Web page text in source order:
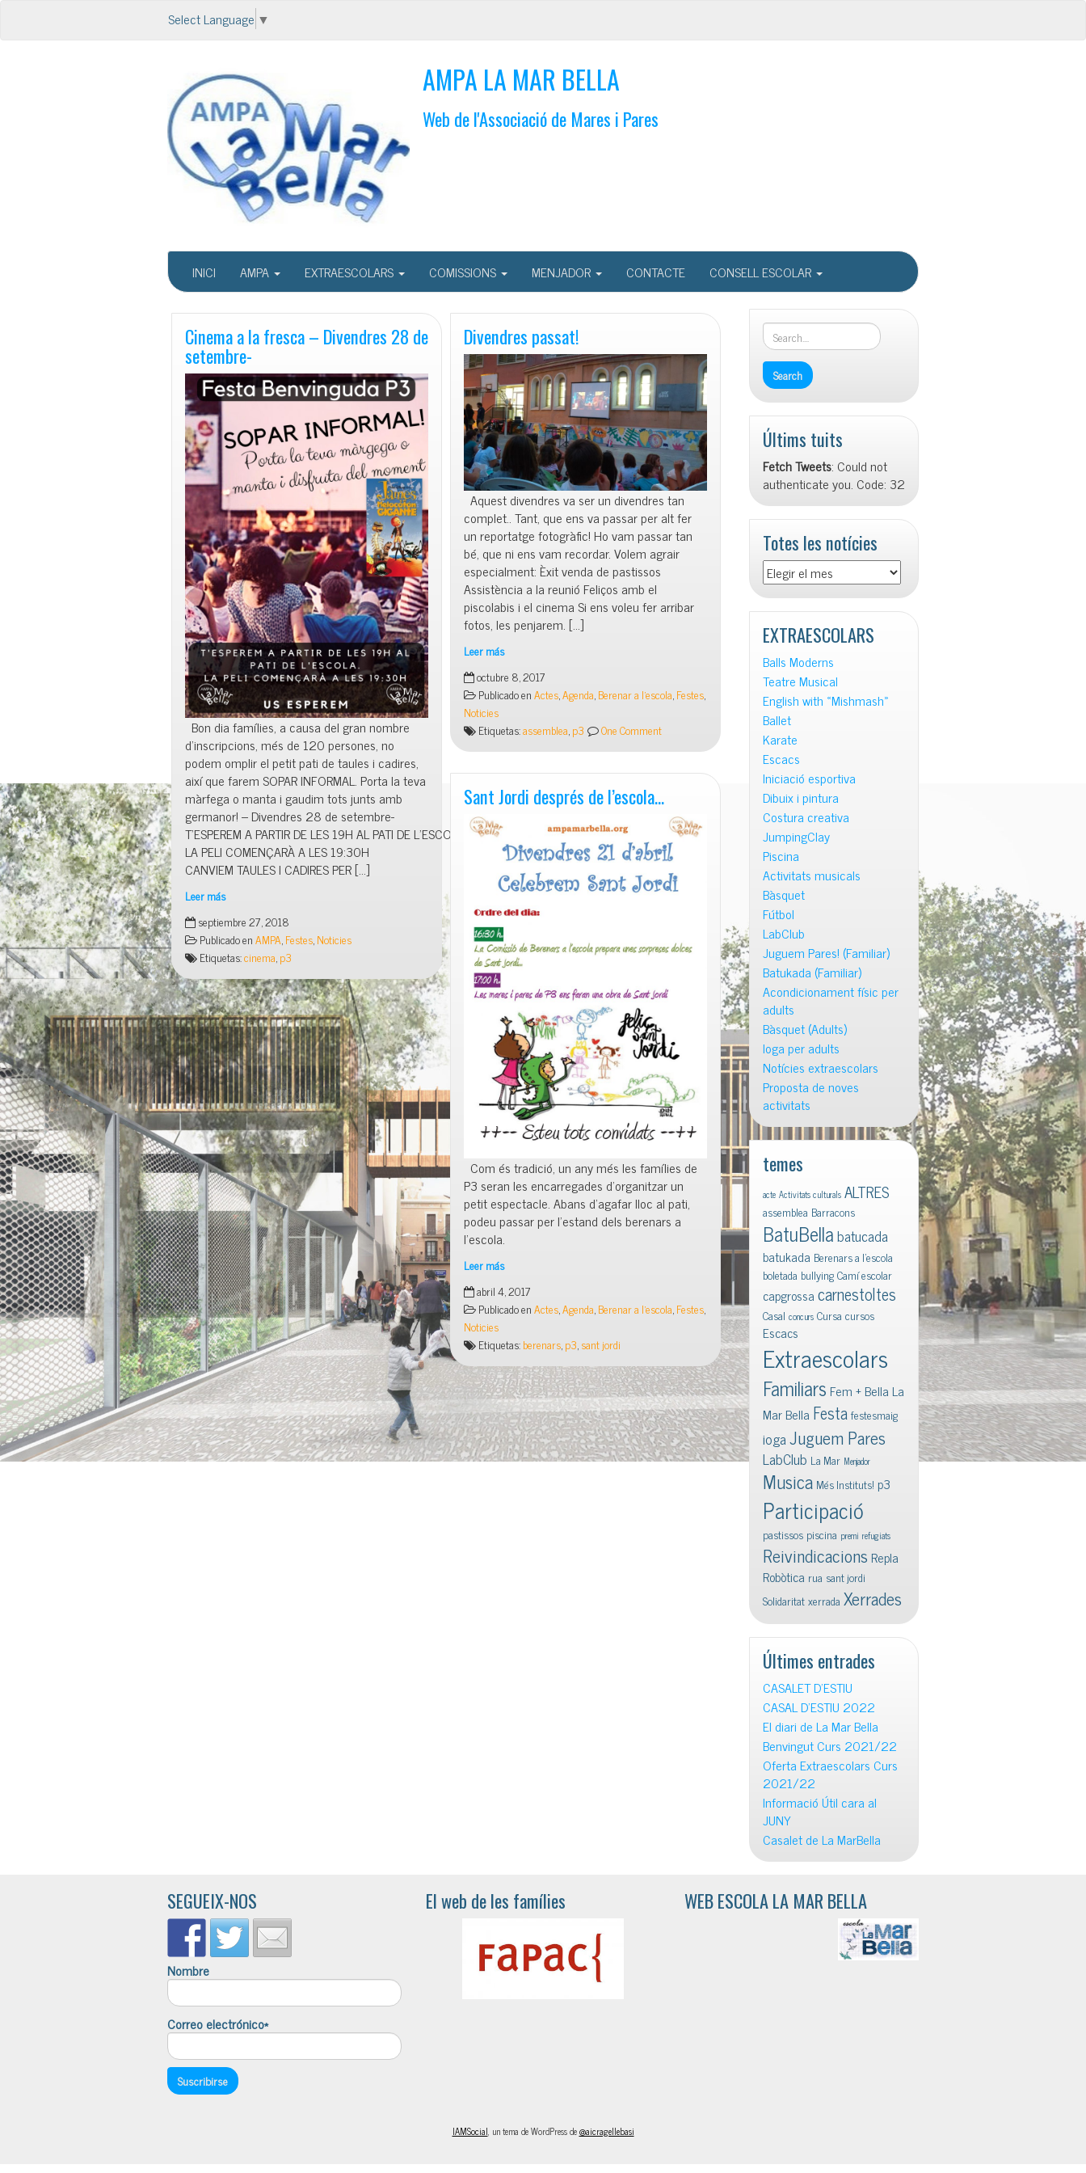
Select Language ▼
AMPA LA MAR BELLA
Web de l'Associació de Mares i Pares
INICI AMPA EXTRAESCOLARS COMISSIONS MENJADOR CONTACTE CONSELL ESCOLAR
Cinema a la fresca – Divendres 28 de
setembre-
Bon dia famílies, a causa del gran nombre
d’inscripcions, més de 120 persones, no
podem omplir el petit pati de taules i cadires,
així que farem SOPAR INFORMAL. Porta la teva
màrfega o manta i gaudim tots junts amb
germanor! – Divendres 28 de setembre-
T’ESPEREM A PARTIR DE LES 19H AL PATI DE L’ESCOLA.
LA PELI COMENÇARÀ A LES 19:30H
CANVIEM TAULES I CADIRES PER […]
Leer más
Cinema
a
la
fresca
–
Divendres
28
de
setembre-
septiembre 27, 2018
Publicado enAMPA,Festes,Noticies
Etiquetas:cinema,p3
Divendres passat!
Aquest divendres va ser un divendres tan
complet.. Tant, que ens va passar per alt fer
un reportatge fotogràfic! Ho vam passar tan
bé, que ni ens vam recordar. Volem agrair
especialment: Èxit venda de pastissos
Assistència a la reunió Feliços amb el
piscolabis i el cinema Si ens voleu fer arribar
fotos, les penjarem. […]
Leer más
Divendres
passat!
octubre 8, 2017
Publicado enActes,Agenda,Berenar a l'escola,Festes,
Noticies
Etiquetas:assemblea,p3 One Comment
Sant Jordi després de l’escola…
Com és tradició, un any més les famílies de
P3 seran les encarregades d’organitzar un
petit espectacle. Abans d’agafar lloc al pati,
podeu passar per l’estand dels berenars a
l’escola.
Leer más
Sant
Jordi
després
de
l’escola…
abril 4, 2017
Publicado enActes,Agenda,Berenar a l'escola,Festes,
Noticies
Etiquetas:berenars,p3,sant jordi
Últims tuits
Fetch Tweets: Could not
authenticate you. Code: 32
Totes les notícies
Totes
les
notícies
EXTRAESCOLARS
Balls Moderns
Teatre Musical
English with «Mishmash»
Ballet
Karate
Escacs
Iniciació esportiva
Dibuix i pintura
Costura creativa
JumpingClay
Piscina
Activitats musicals
Bàsquet
Fútbol
LabClub
Juguem Pares! (Familiar)
Batukada (Familiar)
Acondicionament físic per
adults
Bàsquet (Adults)
Ioga per adults
Notícies extraescolars
Proposta de noves
activitats
temes
acte Activitats culturals ALTRES
assemblea Barracons
BatuBellabatucada
batukada Berenars a l'escola
boletada bullyingCamí escolar
capgrossacarnestoltes
Casal concurs Cursa cursos
Escacs
Extraescolars
Familiars Fem + Bella La
Mar Bella Festafestesmaig
iogaJuguem Pares
LabClub La Mar Menjador
Musica Més Instituts! p3
Participació
pastissos piscina premi refugiats
Reivindicacions Repla
Robòtica rua sant jordi
Solidaritatxerrada Xerrades
Últimes entrades
CASALET D’ESTIU
CASAL D’ESTIU 2022
El diari de La Mar Bella
Benvingut Curs 2021/22
Oferta Extraescolars Curs
2021/22
Informació Útil cara al
JUNY
Casalet de La MarBella
SEGUEIX-NOS
Nombre
Correo electrónico*
El web de les famílies WEB ESCOLA LA MAR BELLA
IAMSocial, un tema de WordPress de@aicragellebasi